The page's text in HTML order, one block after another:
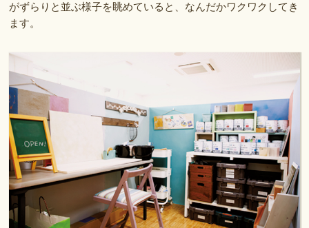
がずらりと並ぶ様子を眺めていると、なんだかワクワクしてき
ます。